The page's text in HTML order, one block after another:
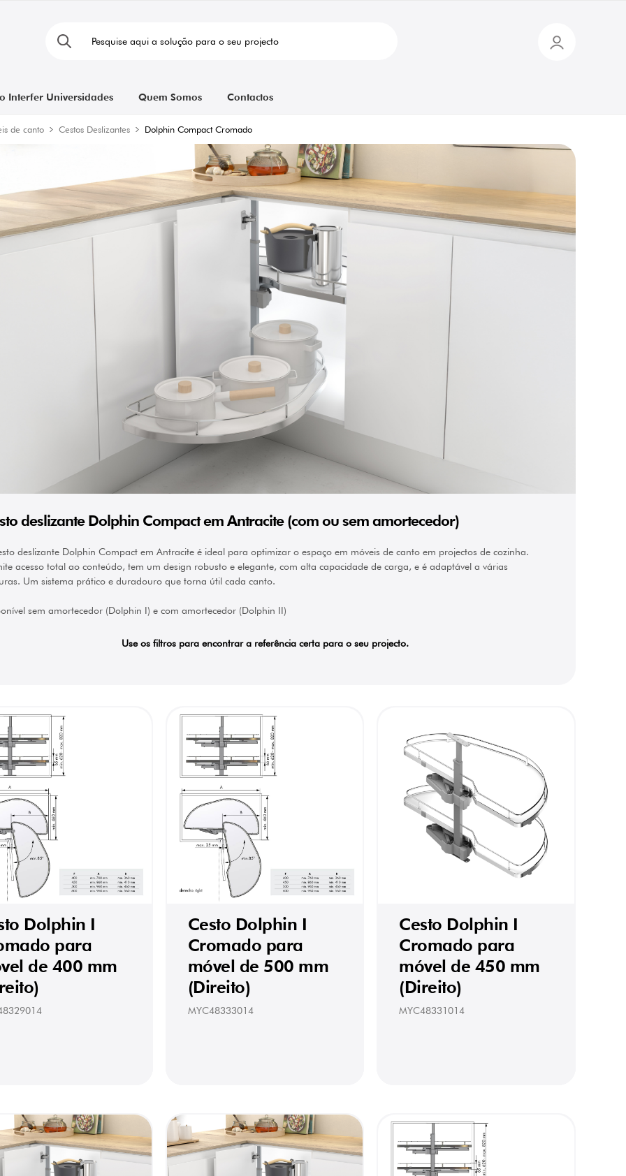
Interfer Universidades Quem Somos Contactos
de canto Cestos Deslizantes Dolphin Compact Cromado
deslizante Dolphin Compact em Antracite (com ou sem amortecedor)
deslizante Dolphin Compact em Antracite é ideal para optimizar o espaço em móveis de canto em projectos de cozinha.
acesso total ao conteúdo, tem um design robusto e elegante, com alta capacidade de carga, e é adaptável a várias
Um sistema prático e duradouro que torna útil cada canto.
sem amortecedor (Dolphin I) e com amortecedor (Dolphin II)
Use os filtros para encontrar a referência certa para o seu projecto.
Dolphin I
para
de 400 mm
Cesto Dolphin I
Cromado para
móvel de 500 mm
(Direito)
MYC48333014
Cesto Dolphin I
Cromado para
móvel de 450 mm
(Direito)
MYC48331014